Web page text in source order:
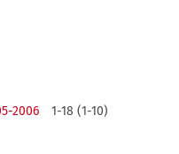
2006
1-18 (1-10)